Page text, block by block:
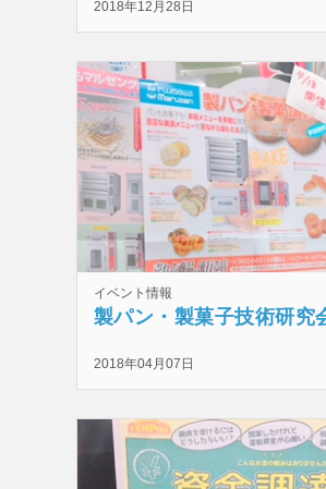
な！！！！
2018年12月28日
イベント情報
製パン・製菓子技術研究
2018年04月07日